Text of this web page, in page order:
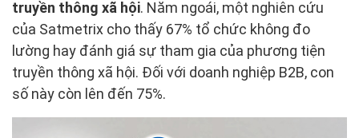
truyền thông xã hội. Năm ngoái, một nghiên cứu
của Satmetrix cho thấy 67% tổ chức không đo
lường hay đánh giá sự tham gia của phương tiện
truyền thông xã hội. Đối với doanh nghiệp B2B, con
số này còn lên đến 75%.